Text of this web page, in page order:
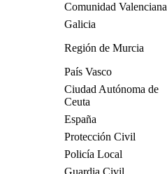
Comunidad Valenciana
Galicia
Región de Murcia
País Vasco
Ciudad Autónoma de
Ceuta
España
Protección Civil
Policía Local
Guardia Civil